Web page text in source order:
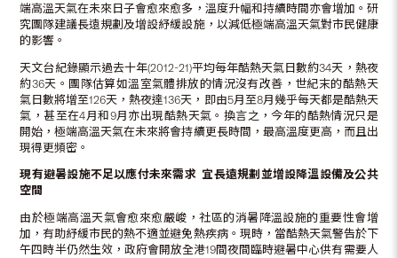
端高溫天氣在未來日子會愈來愈多，溫度升幅和持續時間亦會增加。研
究團隊建議長遠規劃及增設紓緩設施，以減低極端高溫天氣對市民健康
的影響。
天文台紀錄顯示過去十年(2012-21)平均每年酷熱天氣日數約34天，熱夜
約36天。團隊估算如溫室氣體排放的情況沒有改善，世紀末的酷熱天
氣日數將增至126天，熱夜達136天，即由5月至8月幾乎每天都是酷熱天
氣，甚至在4月和9月亦出現酷熱天氣。換言之，今年的酷熱情況只是
開始，極端高溫天氣在未來將會持續更長時間，最高溫度更高，而且出
現得更頻密。
現有避暑設施不足以應付未來需求 宜長遠規劃並增設降溫設備及公共
空間
由於極端高溫天氣會愈來愈嚴峻，社區的消暑降溫設施的重要性會增
加，有助紓緩市民的熱不適並避免熱疾病。現時，當酷熱天氣警告於下
午四時半仍然生效，政府會開放全港19間夜間臨時避暑中心供有需要人